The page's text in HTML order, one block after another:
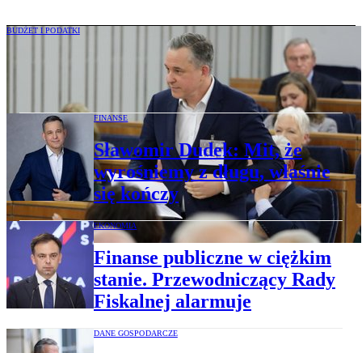
BUDŻET I PODATKI
Rada Fiskalna ocenia postępy w redukcji
deficytu. „Za wolno, trzeba przyspieszyć”
FINANSE
Sławomir Dudek: Mit, że
wyrośniemy z długu, właśnie
się kończy
EKONOMIA
Finanse publiczne w ciężkim
stanie. Przewodniczący Rady
Fiskalnej alarmuje
DANE GOSPODARCZE